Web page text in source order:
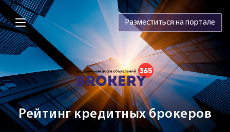
Brokery365 - Рейтинг кредитных
Разместиться на портале
Рейтинг кредитных брокеров